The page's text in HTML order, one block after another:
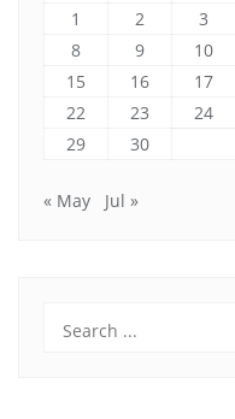
1
2 3
8
9 10
15
16 17
22
23 24
29
30
« May Jul »